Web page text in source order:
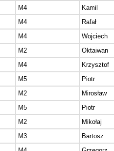
M4 Kamil
M4 Rafał
M4 Wojciech
M2 Oktaiwan
M4 Krzysztof
M5 Piotr
M2 Mirosław
M5 Piotr
M2 Mikołaj
M3 Bartosz